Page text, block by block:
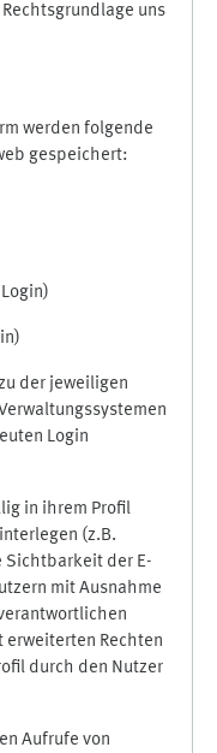
uns
werden folgende
gespeichert:
der jeweiligen
Login
in ihrem Profil
(z.B.
Sichtbarkeit der E-
mit Ausnahme
Rechten
durch den Nutzer
Aufrufe von